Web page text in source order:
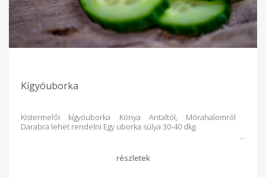
Kígyóuborka
Kistermelői kígyóuborka Kónya Antaltól, Mórahalomról
Darabra lehet rendelni Egy uborka súlya 30-40 dkg.